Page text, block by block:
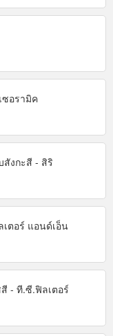
ซอรามิค
สังกะสี - สิริ
ตอร์ แอนด์เอ็น
- ที.ซี.ฟิลเตอร์